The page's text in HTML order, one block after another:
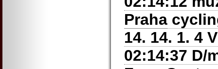
Praha
14. 14. 1. 4
02:14:37 D/